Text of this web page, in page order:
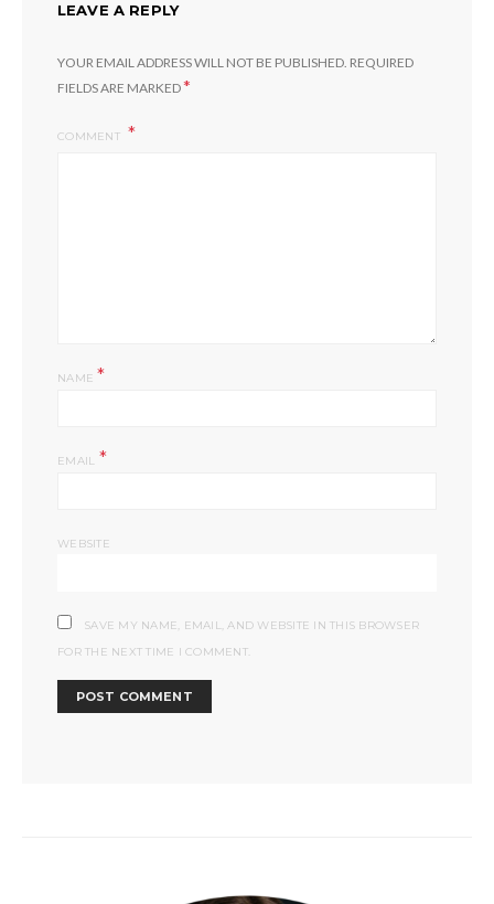
LEAVE A REPLY
YOUR EMAIL ADDRESS WILL NOT BE PUBLISHED. REQUIRED
FIELDS ARE MARKED*
COMMENT
NAME*
EMAIL *
WEBSITE
SAVE MY NAME, EMAIL, AND WEBSITE IN THIS BROWSER
FOR THE NEXT TIME I COMMENT.